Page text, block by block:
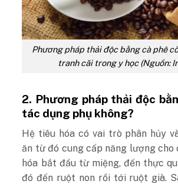
Phương pháp thải độc bằng cà phê
tranh cãi trong y học (Nguồn:
2. Phương pháp thải độc
tác dụng phụ không?
Hệ tiêu hóa có vai trò phân hủy
ăn từ đó cung cấp năng lượng cho
hóa bắt đầu từ miệng, đến thực
đó đến ruột non rồi tới ruột già.